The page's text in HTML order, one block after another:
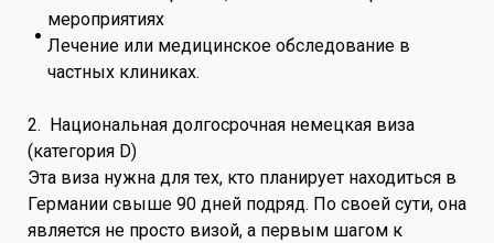
мероприятиях
Лечение или медицинское обследование в
частных клиниках.
2. Национальная долгосрочная немецкая виза
(категория D)
Эта виза нужна для тех, кто планирует находиться в
Германии свыше 90 дней подряд. По своей сути, она
является не просто визой, а первым шагом к